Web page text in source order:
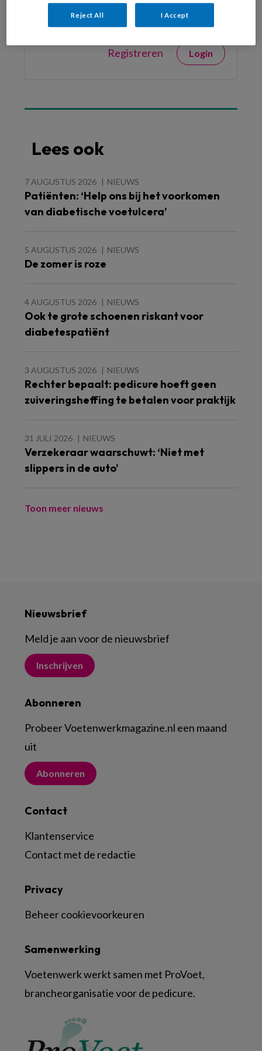
Geef je reactie
Registreren Login
Lees ook
7 AUGUSTUS 2026 NIEUWS
Patiënten: ‘Help ons bij het voorkomen
van diabetische voetulcera’
5 AUGUSTUS 2026 NIEUWS
De zomer is roze
4 AUGUSTUS 2026 NIEUWS
Ook te grote schoenen riskant voor
diabetespatiënt
3 AUGUSTUS 2026 NIEUWS
Rechter bepaalt: pedicure hoeft geen
zuiveringsheffing te betalen voor praktijk
31 JULI 2026 NIEUWS
Verzekeraar waarschuwt: ‘Niet met
slippers in de auto’
Toon meer nieuws
Nieuwsbrief
Meld je aan voor de nieuwsbrief
Inschrijven
Abonneren
Probeer Voetenwerkmagazine.nl een maand
uit
Abonneren
Contact
Klantenservice
Contact met de redactie
Samenwerking
Voetenwerk werkt samen met ProVoet,
brancheorganisatie voor de pedicure.
Privacy
Beheer cookievoorkeuren
Reject All I Accept